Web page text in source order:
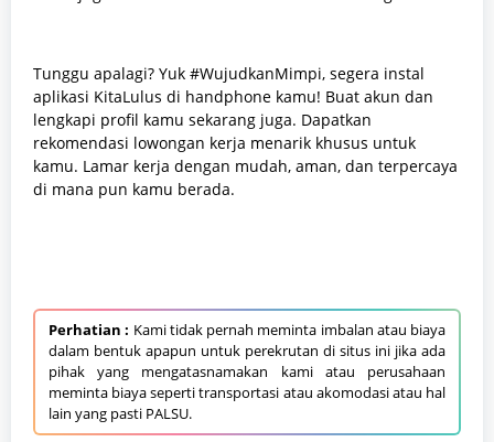
Tunggu apalagi? Yuk #WujudkanMimpi, segera instal
aplikasi KitaLulus di handphone kamu! Buat akun dan
lengkapi profil kamu sekarang juga. Dapatkan
rekomendasi lowongan kerja menarik khusus untuk
kamu. Lamar kerja dengan mudah, aman, dan terpercaya
di mana pun kamu berada.
Perhatian : Kami tidak pernah meminta imbalan atau biaya
dalam bentuk apapun untuk perekrutan di situs ini jika ada
pihak yang mengatasnamakan kami atau perusahaan
meminta biaya seperti transportasi atau akomodasi atau hal
lain yang pasti PALSU.